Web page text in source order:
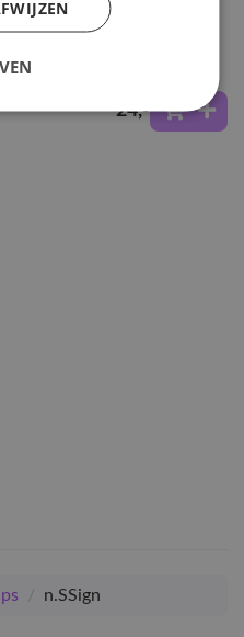
N.SSign
24,-
/ n.SSign